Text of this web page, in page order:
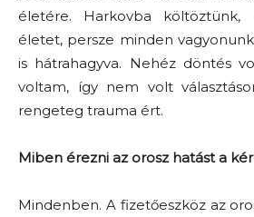
életére. Harkovba költöztünk,
életet, persze minden
is hátrahagyva. Nehéz döntés
voltam, így nem volt
rengeteg trauma ért.
Miben érezni az orosz hatást a
Mindenben. A fizetőeszköz az